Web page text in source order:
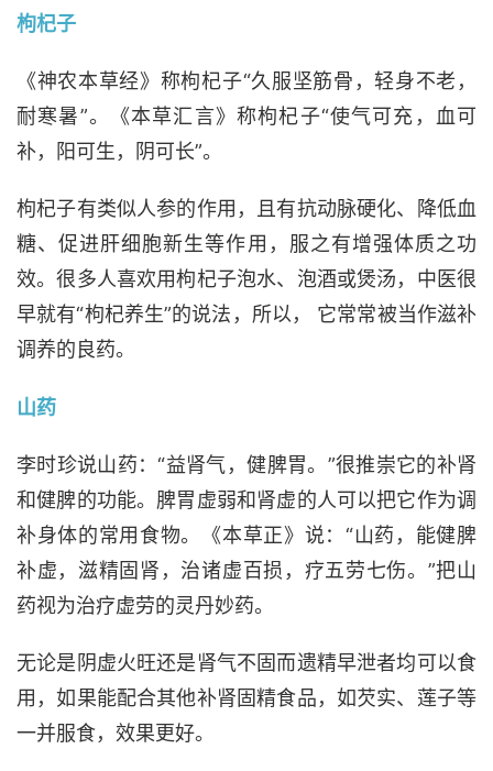
枸杞子
《神农本草经》称枸杞子“久服坚筋骨，轻身不老，
耐寒暑”。《本草汇言》称枸杞子“使气可充，血可
补，阳可生，阴可长”。
枸杞子有类似人参的作用，且有抗动脉硬化、降低血
糖、促进肝细胞新生等作用，服之有增强体质之功
效。很多人喜欢用枸杞子泡水、泡酒或煲汤，中医很
早就有“枸杞养生”的说法，所以， 它常常被当作滋补
调养的良药。
山药
李时珍说山药：“益肾气，健脾胃。”很推崇它的补肾
和健脾的功能。脾胃虚弱和肾虚的人可以把它作为调
补身体的常用食物。《本草正》说：“山药，能健脾
补虚，滋精固肾，治诸虚百损，疗五劳七伤。”把山
药视为治疗虚劳的灵丹妙药。
无论是阴虚火旺还是肾气不固而遗精早泄者均可以食
用，如果能配合其他补肾固精食品，如芡实、莲子等
一并服食，效果更好。